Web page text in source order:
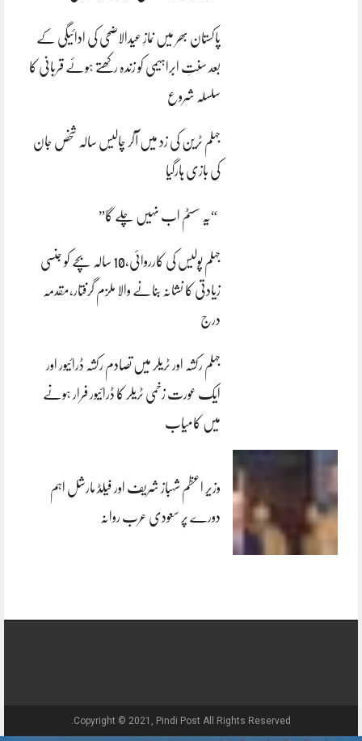
پاکستان بھر میں نمازِ عیدالاضحی کی ادائیگی کے
بعد سنتِ ابراہیمی کو زندہ رکھتے ہوئے قربانی کا
سلسلہ شروع
جہلم ٹرین کی زد میں آکر چالیس سالہ شخص جان
کی بازی ہارگیا
“یہ سسٹم اب نہیں چلے گا”
جہلم پولیس کی کارروائی،10 سالہ بچے کو جنسی
زیادتی کا نشانہ بنانے والا ملزم گرفتار،مقدمہ
درج
جہلم رکشہ اور ٹریلر میں تصادم رکشہ ڈرائیور اور
ایک عورت زخمی ٹریلر کا ڈرائیور فرار ہونے
میں کامیاب
وزیر اعظم شہباز شریف اور فیلڈ مارشل اہم
دورے پر سعودی عرب روانہ
Copyright © 2021, Pindi Post All Rights Reserved.